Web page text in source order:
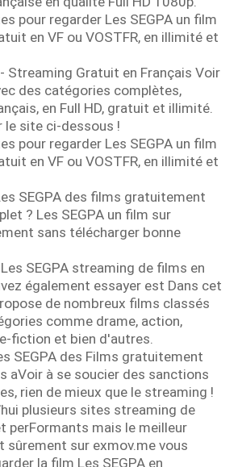
pour regarder Les SEGPA un film
en VF ou VOSTFR, en illimité et
Streaming Gratuit en Français Voir
des catégories complètes,
en Full HD, gratuit et illimité.
le site ci-dessous !
pour regarder Les SEGPA un film
en VF ou VOSTFR, en illimité et
SEGPA des films gratuitement
? Les SEGPA un film sur
sans télécharger bonne
SEGPA streaming de films en
également essayer est Dans cet
de nombreux films classés
comme drame, action,
fiction et bien d'autres.
SEGPA des Films gratuitement
aVoir à se soucier des sanctions
rien de mieux que le streaming !
plusieurs sites streaming de
perFormants mais le meilleur
sûrement sur exmov.me vous
la film Les SEGPA en